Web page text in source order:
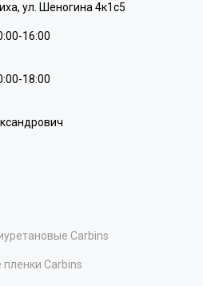
ул. Шеногина 4к1c5
16:00
18:00
Carbins
Carbins